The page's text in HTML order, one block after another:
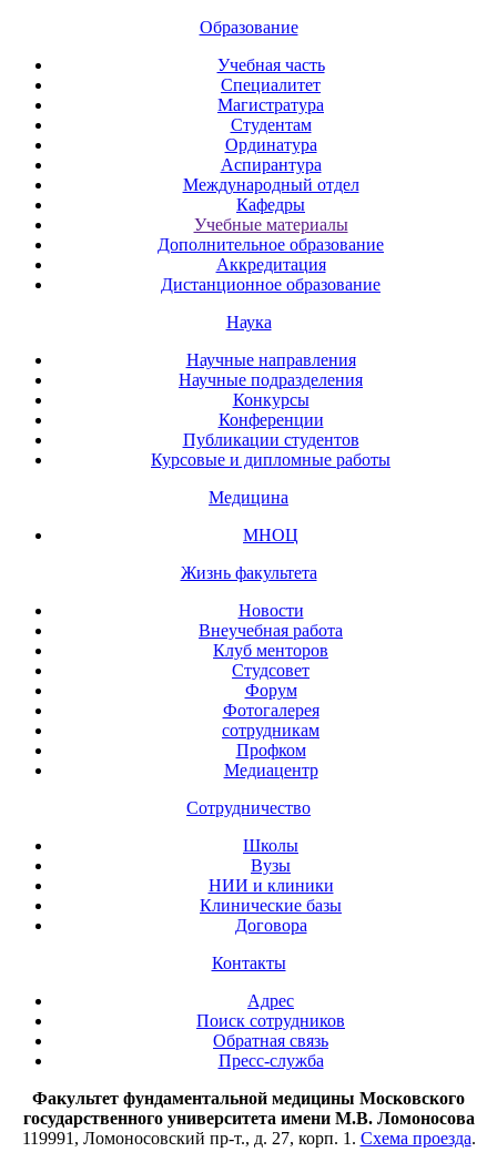
Образование
Учебная часть
Специалитет
Магистратура
Студентам
Ординатура
Аспирантура
Международный отдел
Кафедры
Учебные материалы
Дополнительное образование
Аккредитация
Дистанционное образование
Наука
Научные направления
Научные подразделения
Конкурсы
Конференции
Публикации студентов
Курсовые и дипломные работы
Медицина
МНОЦ
Жизнь факультета
Новости
Внеучебная работа
Клуб менторов
Студсовет
Форум
Фотогалерея
сотрудникам
Профком
Медиацентр
Сотрудничество
Школы
Вузы
НИИ и клиники
Клинические базы
Договора
Контакты
Адрес
Поиск сотрудников
Обратная связь
Пресс-служба
Факультет фундаментальной медицины Московского
государственного университета имени М.В. Ломоносова
119991, Ломоносовский пр-т., д. 27, корп. 1. Схема проезда.